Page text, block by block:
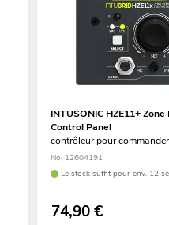
INTUSONIC HZE11+
Control Panel
contrôleur pour
No. 12604191
Le stock suffit pour env. 12
74,90€